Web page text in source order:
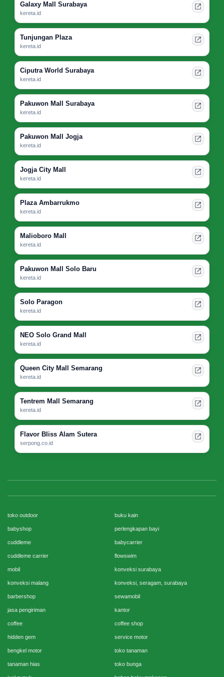
Galaxy Mall Surabaya
kereta.id
Tunjungan Plaza
kereta.id
Ciputra World Surabaya
kereta.id
Pakuwon Mall Surabaya
kereta.id
Pakuwon Mall Jogja
kereta.id
Jogja City Mall
kereta.id
Plaza Ambarrukmo
kereta.id
Malioboro Mall
kereta.id
Pakuwon Mall Solo Baru
kereta.id
Solo Paragon
kereta.id
NEO Solo Grand Mall
kereta.id
Queen City Mall Semarang
kereta.id
Tentrem Mall Semarang
kereta.id
Flavor Bliss Alam Sutera
serpong.co.id
toko outdoor buku kain
babyshop perlengkapan bayi
cuddleme babycarrier
cuddleme carrier flowswim
mobil konveksi surabaya
konveksi malang konveksi, seragam, surabaya
barbershop sewamobil
jasa pengiriman kantor
coffee coffee shop
hidden gem service motor
bengkel motor toko tanaman
tanaman hias toko bunga